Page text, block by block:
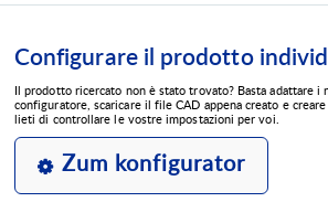
Configurare il prodotto
Il prodotto ricercato non è stato trovato? Basta adattare i
configuratore, scaricare il file CAD appena creato e
lieti di controllare le vostre impostazioni per voi.
Zum konfigurator